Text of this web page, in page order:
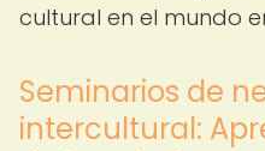
cultural en el mundo
Seminarios de
intercultural: